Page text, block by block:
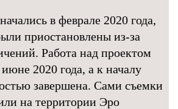
в феврале 2020 года,
приостановлены из-за
Работа над проектом
2020 года, а к началу
завершена. Сами съемки
на территории Эро